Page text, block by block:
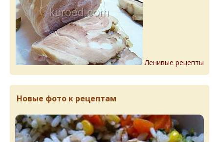
Ленивые рецепты
Новые фото к рецептам